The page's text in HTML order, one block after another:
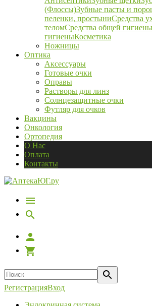
(Флоссы)Зубные пасты и
пеленки, простыниСредства
теломСредства общей гигиены
гигиеныКосметика
Ножницы
Оптика
Аксессуары
Готовые очки
Оправы
Растворы для линз
Солнцезащитные очки
Футляр для очков
Вакцины
Онкология
Ортопедия
О Нас
Оплата
Контакты
РегистрацияВход